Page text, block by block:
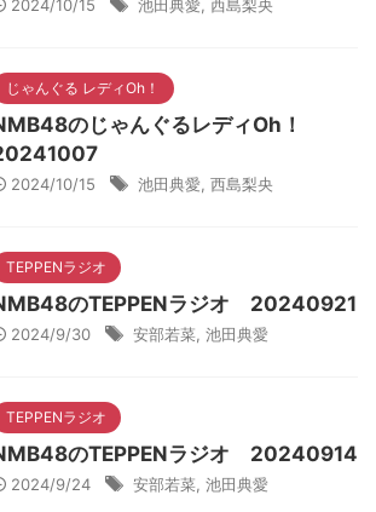
2024/10/15 池田典愛 西島梨央
じゃんぐる レディOh！
のじゃんぐるレディOh！
2024/10/15 池田典愛 西島梨央
TEPPENラジオ
のTEPPENラジオ 20240921
2024/9/30 安部若菜 池田典愛
TEPPENラジオ
のTEPPENラジオ 20240914
2024/9/24 安部若菜 池田典愛